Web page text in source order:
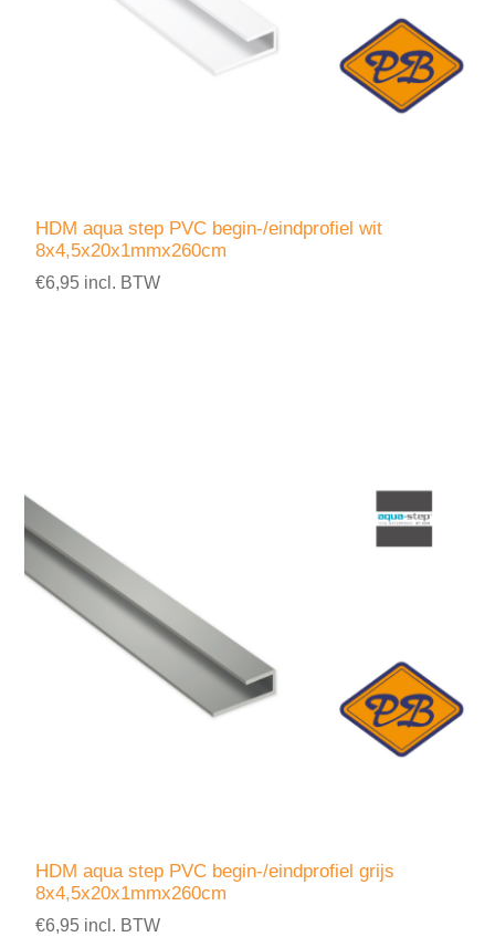
HDM aqua step PVC begin-/eindprofiel wit
8x4,5x20x1mmx260cm
€6,95 incl. BTW
HDM aqua step PVC begin-/eindprofiel grijs
8x4,5x20x1mmx260cm
€6,95 incl. BTW